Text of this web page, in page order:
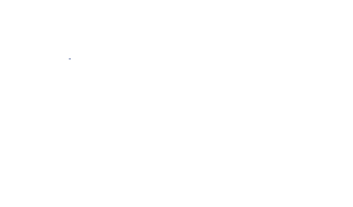
Précédent